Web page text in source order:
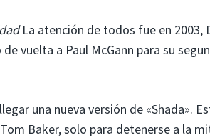
La atención de todos fue en 2003,
vuelta a Paul McGann para su
una nueva versión de «Shada».
Baker, solo para detenerse a la